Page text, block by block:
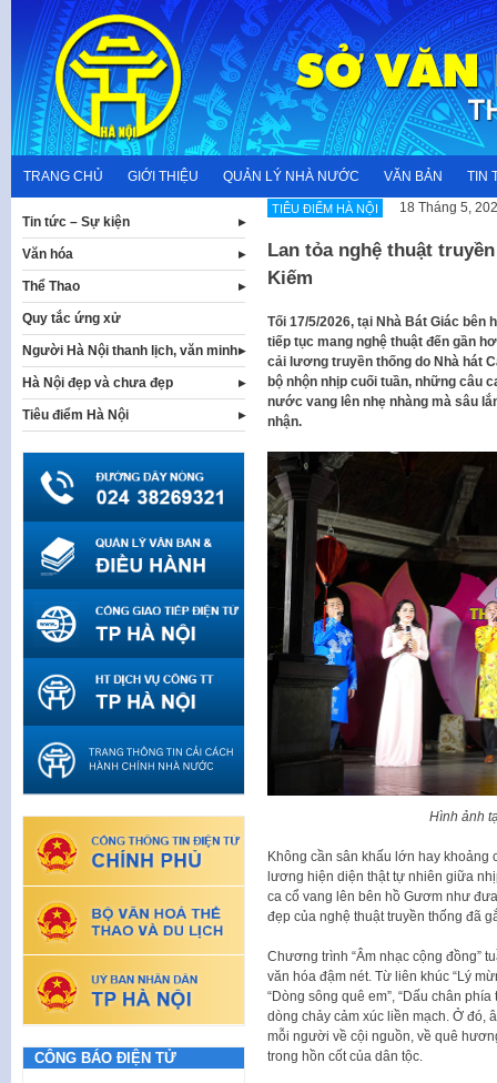
content
TRANG CHỦ GIỚI THIỆU QUẢN LÝ NHÀ NƯỚC VĂN BẢN TIN
TIÊU ĐIỂM HÀ NỘI 18 Tháng 5,
Lan tỏa nghệ thuật
Kiếm
Tối 17/5/2026, tại Nhà Bát Giác bên
tiếp tục mang nghệ thuật đến gần
cải lương truyền thống do Nhà hát
bộ nhộn nhịp cuối tuần, những câu
nước vang lên nhẹ nhàng mà sâu
nhận.
Hình ảnh
Không cần sân khấu lớn hay
lương hiện diện thật tự nhiên giữa
ca cổ vang lên bên hồ Gươm như
đẹp của nghệ thuật truyền thống đã
Chương trình “Âm nhạc cộng đồng”
văn hóa đậm nét. Từ liên khúc “Lý
“Dòng sông quê em”, “Dấu chân
dòng chảy cảm xúc liền mạch. Ở đó,
mỗi người về cội nguồn, về quê
trong hồn cốt của dân tộc.
Tin tức – Sự kiện
Văn hóa
Thể Thao
Quy tắc ứng xử
Người Hà Nội thanh lịch, văn minh
Hà Nội đẹp và chưa đẹp
Tiêu điểm Hà Nội
CÔNG BÁO ĐIỆN TỬ